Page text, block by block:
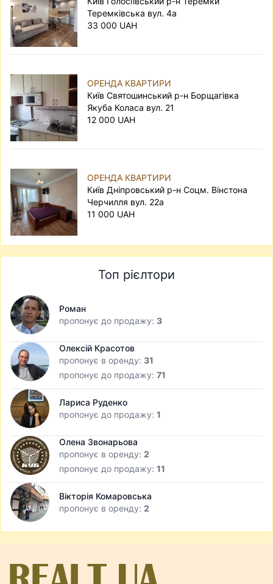
Теремківська вул. 4а
33 000 UAH
ОРЕНДА КВАРТИРИ
Київ Святошинський р-н Борщагівка
Якуба Коласа вул. 21
12 000 UAH
ОРЕНДА КВАРТИРИ
Київ Дніпровський р-н Соцм. Вінстона
Черчилля вул. 22а
11 000 UAH
Топ рієлтори
Роман
пропонує до продажу: 3
Олексій Красотов
пропонує в оренду: 31
пропонує до продажу: 71
Лариса Руденко
пропонує до продажу: 1
Олена Звонарьова
пропонує в оренду: 2
пропонує до продажу: 11
Вікторія Комаровська
пропонує в оренду: 2